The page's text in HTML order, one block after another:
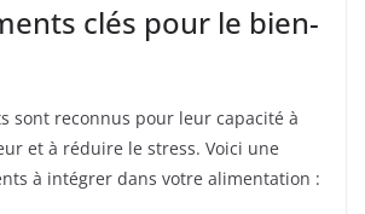
clés pour le bien-
sont reconnus pour leur capacité à
et à réduire le stress. Voici une
à intégrer dans votre alimentation :